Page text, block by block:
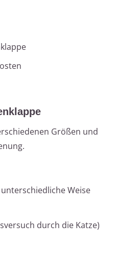
Größen und
Weise
durch die Katze)